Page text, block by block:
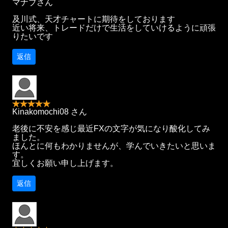
マナブさん
及川式、天才チャートに期待をしております
近い将来、トレードだけで生活をしていけるように頑張
りたいです
返信
Kinakomochi08 さん
老後に不安を感じ最近FXの文字が気になり酸化してみ
ました。
ほんとに何もわかりませんが、学んでいきたいと思いま
す。
宜しくお願い申し上げます。
返信